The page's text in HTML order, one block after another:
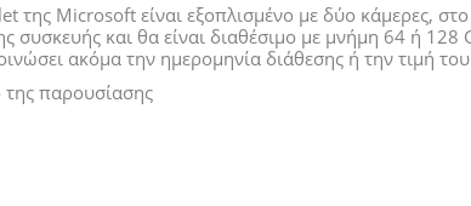
της Microsoft είναι εξοπλισμένο με δύο κάμερες,
συσκευής και θα είναι διαθέσιμο με μνήμη 64 ή 128
ακόμα την ημερομηνία διάθεσης ή την τιμή
της παρουσίασης